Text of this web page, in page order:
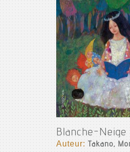
Blanche-Neige
Auteur:Takano,